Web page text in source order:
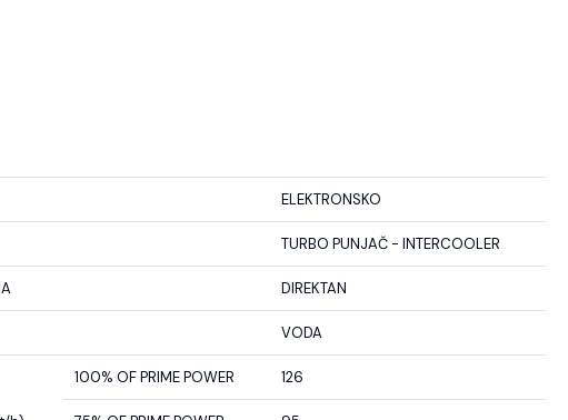
ELEKTRONSKO
TURBO PUNJAČ - INTERCOOLER
DIREKTAN
VODA
100% OF PRIME POWER 126